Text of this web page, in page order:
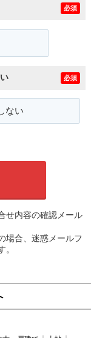
必須
必須
ない
せ内容の確認メール
場合、迷惑メールフ
。